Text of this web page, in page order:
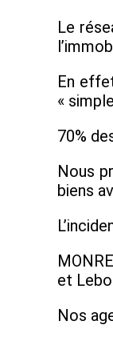
Le
En
«
70%
Nous
biens
et
Nos